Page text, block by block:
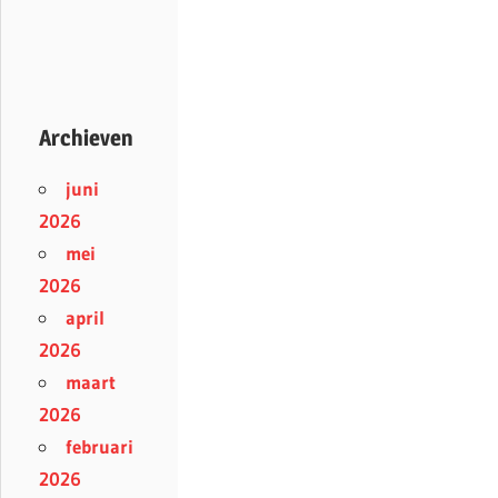
Archieven
juni
2026
mei
2026
april
2026
maart
2026
februari
2026